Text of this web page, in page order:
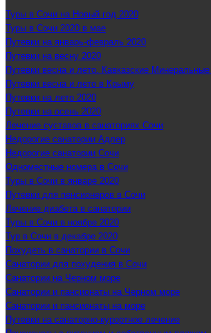
Туры в Сочи на Новый год 2020
Туры в Сочи 2020 в мае
Путевки на январь-февраль 2020
Путевки на весну 2020
Путевки весна и лето. Кавказские
Путевки весна и лето в Крыму
Путевки на лето 2020
Путевки на осень 2020
Лечение суставов в санаториях Сочи
Недорогие санатории Адлер
Недорогие санатории Сочи
Одноместные номера в Сочи
Туры в Сочи в январе 2020
Путевки для пенсионеров в Сочи
Лечение диабета в санатории
Туры в Сочи в ноябре 2020
Тур в Сочи в декабре 2020
Похудеть в санатории в Сочи
Санатории для похудения в Сочи
Санатории на Черном море
Санатории и пансионаты на Черном море
Санатории и пансионаты на море
Путевки на санаторно-курортное лечение